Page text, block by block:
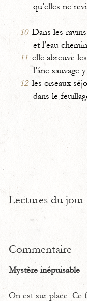
qu’elles ne
10 Dans les
et l’eau
11 elle abreuve
l’âne sauvage
12 les oiseaux séjo
dans le
Lectures du jour
Commentaire
Mystère inépuisable
On est sur place. Ce